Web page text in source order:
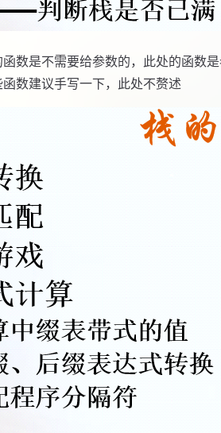
数是不需要给参数的，此处的函数
数建议手写一下，此处不赘述